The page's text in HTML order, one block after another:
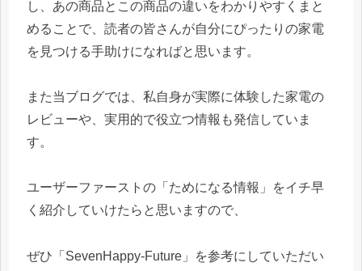
し、あの商品とこの商品の違いをわかりやすくまと
めることで、読者の皆さんが自分にぴったりの家電
を見つける手助けになればと思います。
また当ブログでは、私自身が実際に体験した家電の
レビューや、実用的で役立つ情報も発信していま
す。
ユーザーファーストの「ためになる情報」をイチ早
く紹介していけたらと思いますので、
ぜひ「SevenHappy-Future」を参考にしていただい